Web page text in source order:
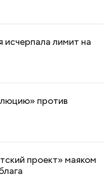
исчерпала лимит на
против
проект» маяком